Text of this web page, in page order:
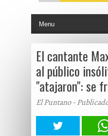
El cantante
al público
"atajaron": se
El Puntano -